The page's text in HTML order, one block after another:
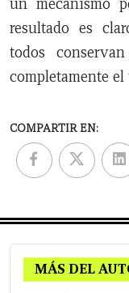
resultado es
todos
completamente el
COMPARTIR EN:
MÁS DEL